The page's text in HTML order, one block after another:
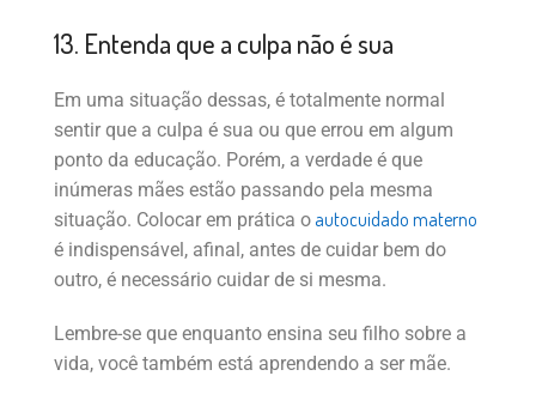
13. Entenda que a culpa não é sua
Em uma situação dessas, é totalmente normal
sentir que a culpa é sua ou que errou em algum
ponto da educação. Porém, a verdade é que
inúmeras mães estão passando pela mesma
situação. Colocar em prática o autocuidado materno
é indispensável, afinal, antes de cuidar bem do
outro, é necessário cuidar de si mesma.
Lembre-se que enquanto ensina seu filho sobre a
vida, você também está aprendendo a ser mãe.